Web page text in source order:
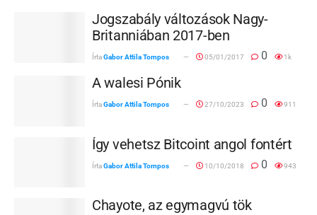
Jogszabály változások Nagy-
Britanniában 2017-ben
ÍrtaGabor Attila Tompos 05/01/2017 0 1k
A walesi Pónik
ÍrtaGabor Attila Tompos 27/10/2023 0 911
Így vehetsz Bitcoint angol fontért
ÍrtaGabor Attila Tompos 10/10/2018 0 943
Chayote, az egymagvú tök